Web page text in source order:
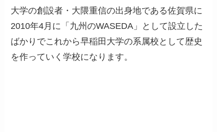
大学の創設者・大隈重信の出身地である佐賀県に
2010年4月に「九州のWASEDA」として設立した
ばかりでこれから早稲田大学の系属校として歴史
を作っていく学校になります。